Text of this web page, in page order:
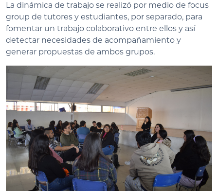
La dinámica de trabajo se realizó por medio de focus
group de tutores y estudiantes, por separado, para
fomentar un trabajo colaborativo entre ellos y así
detectar necesidades de acompañamiento y
generar propuestas de ambos grupos.